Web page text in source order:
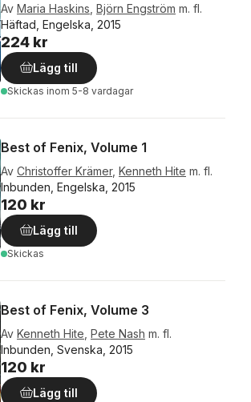
Av Maria Haskins Björn Engström m. fl.
Häftad, Engelska, 2015
224 kr
Lägg till
Skickas inom 5-8 vardagar
Best of Fenix, Volume 1
Av Christoffer Krämer, Kenneth Hite m. fl.
Inbunden, Engelska, 2015
120 kr
Lägg till
Skickas
Best of Fenix, Volume 3
Av Kenneth Hite Pete Nash m. fl.
Inbunden, Svenska, 2015
120 kr
Lägg till